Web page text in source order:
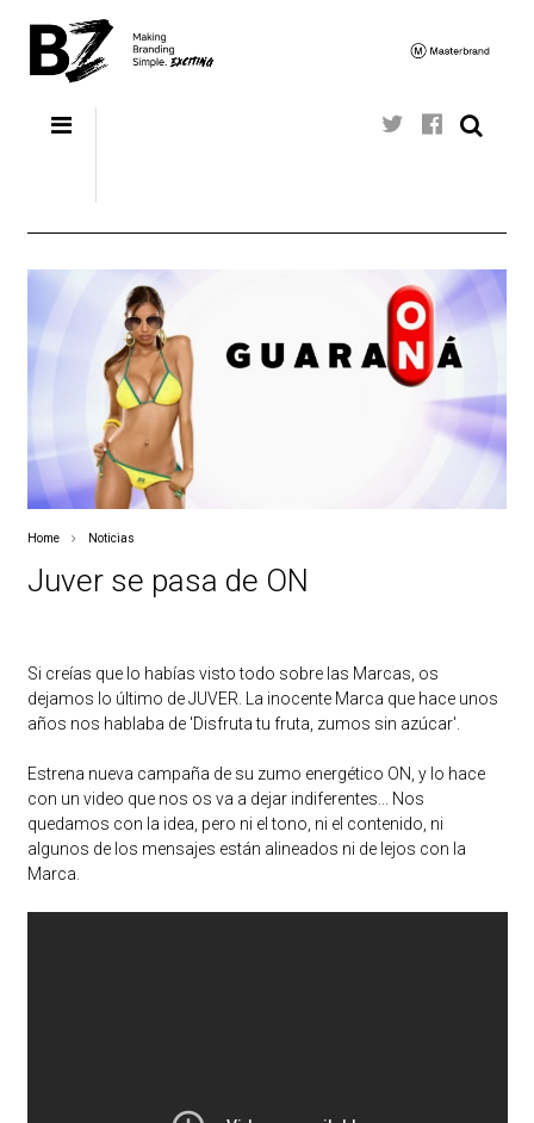
Home Noticias
Juver se pasa de ON
Si creías que lo habías visto todo sobre las Marcas, os
dejamos lo último de JUVER. La inocente Marca que hace unos
años nos hablaba de 'Disfruta tu fruta, zumos sin azúcar'.
Estrena nueva campaña de su zumo energético ON, y lo hace
con un video que nos os va a dejar indiferentes... Nos
quedamos con la idea, pero ni el tono, ni el contenido, ni
algunos de los mensajes están alineados ni de lejos con la
Marca.